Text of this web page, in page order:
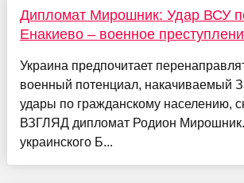
Дипломат Мирошник: Удар ВСУ
Енакиево – военное
Украина предпочитает
военный потенциал, накачиваемый
удары по гражданскому населению,
ВЗГЛЯД дипломат Родион
украинского Б...